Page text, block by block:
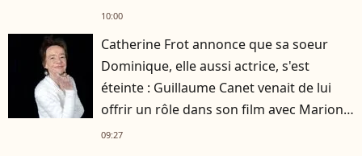
10:00
Catherine Frot annonce que sa soeur
Dominique, elle aussi actrice, s'est
éteinte : Guillaume Canet venait de lui
offrir un rôle dans son film avec Marion
Cotillard
09:27